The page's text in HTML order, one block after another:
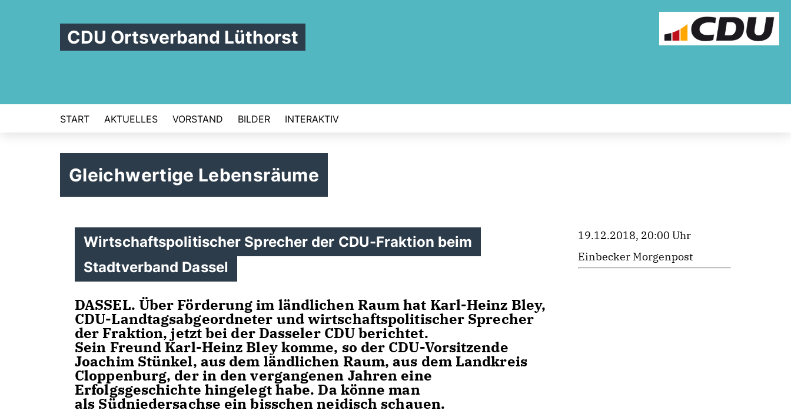
CDU Ortsverband Lüthorst
START AKTUELLES VORSTAND BILDER INTERAKTIV
Gleichwertige Lebensräume
Wirtschaftspolitischer Sprecher der CDU-Fraktion beim
Stadtverband Dassel
DASSEL. Über Förderung im ländlichen Raum hat Karl-Heinz Bley,
CDU-Landtagsabgeordneter und wirtschaftspolitischer Sprecher
der Fraktion, jetzt bei der Dasseler CDU berichtet.
Sein Freund Karl-Heinz Bley komme, so der CDU-Vorsitzende
Joachim Stünkel, aus dem ländlichen Raum, aus dem Landkreis
Cloppenburg, der in den vergangenen Jahren eine
Erfolgsgeschichte hingelegt habe. Da könne man
als Südniedersachse ein bisschen neidisch schauen.
19.12.2018, 20:00 Uhr
Einbecker Morgenpost